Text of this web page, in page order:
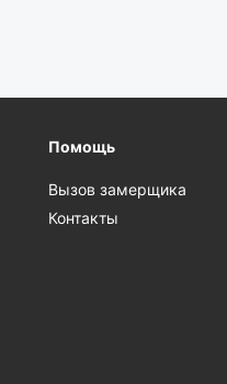
Помощь
Вызов замерщика
Контакты